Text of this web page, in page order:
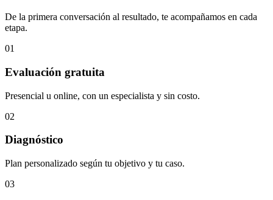
De la primera conversación al resultado, te acompañamos en cada
etapa.
01
Evaluación gratuita
Presencial u online, con un especialista y sin costo.
02
Diagnóstico
Plan personalizado según tu objetivo y tu caso.
03